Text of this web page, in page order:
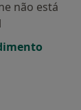
não está